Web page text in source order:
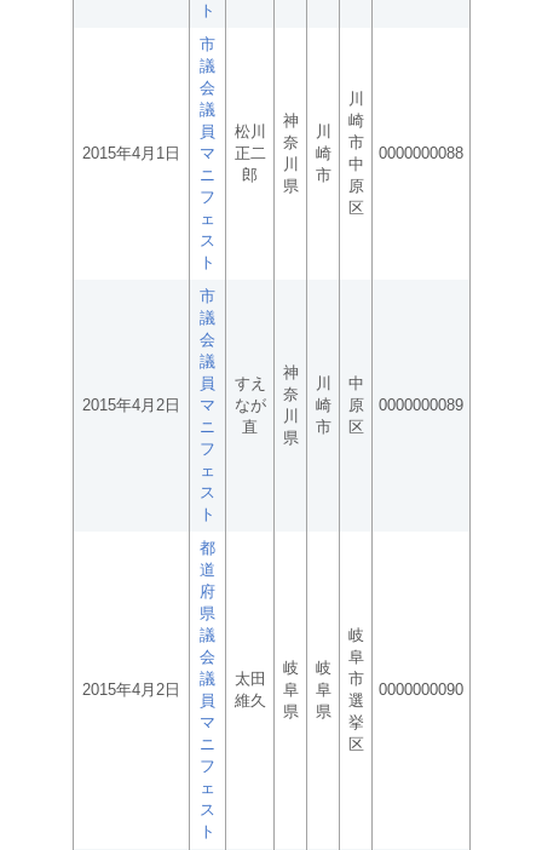
ト
2015年4月1日
市
議
会
議
員
マ
ニ
フ
ェ
ス
ト
松川
正二
郎
神
奈
川
県
川
崎
市
川
崎
市
中
原
区
0000000088
2015年4月2日
市
議
会
議
員
マ
ニ
フ
ェ
ス
ト
すえ
なが
直
神
奈
川
県
川
崎
市
中
原
区
0000000089
2015年4月2日
都
道
府
県
議
会
議
員
マ
ニ
フ
ェ
ス
ト
太田
維久
岐
阜
県
岐
阜
県
岐
阜
市
選
挙
区
0000000090